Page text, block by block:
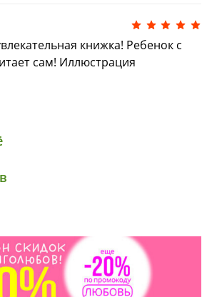
книжка! Ребенок с
сам! Иллюстрация